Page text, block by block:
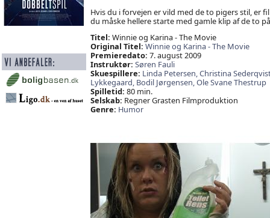
Hvis du i forvejen er vild med de to pigers stil, er
du måske hellere starte med gamle klip af de to
Titel: Winnie og Karina - The Movie
Original Titel: Winnie og Karina - The Movie
Premieredato: 7. august 2009
Instruktør: Søren Fauli
Skuespillere: Linda Petersen,Christina
Lykkegaard, Bodil Jørgensen,Ole Svane Thestrup
Spilletid: 80 min.
Selskab: Regner Grasten Filmproduktion
Genre: Humor